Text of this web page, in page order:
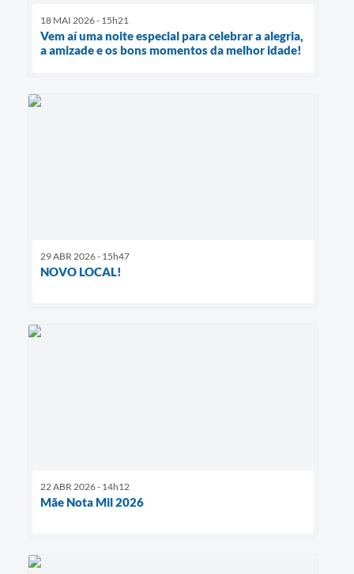
18 MAI 2026 - 15h21
Vem aí uma noite especial para celebrar a alegria,
a amizade e os bons momentos da melhor idade!
29 ABR 2026 - 15h47
NOVO LOCAL!
22 ABR 2026 - 14h12
Mãe Nota Mil 2026